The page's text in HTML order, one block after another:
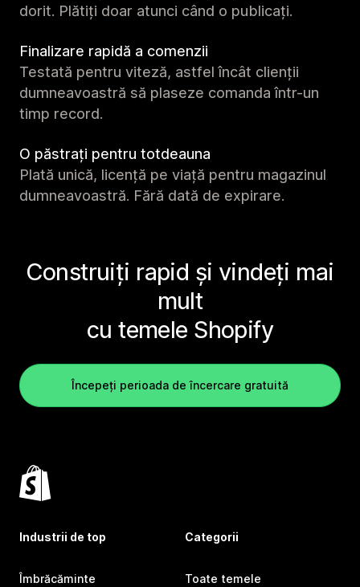
dorit. Plătiți doar atunci când o publicați.
Finalizare rapidă a comenzii
Testată pentru viteză, astfel încât clienții
dumneavoastră să plaseze comanda într-un
timp record.
O păstrați pentru totdeauna
Plată unică, licență pe viață pentru magazinul
dumneavoastră. Fără dată de expirare.
Construiți rapid și vindeți mai
mult
cu temele Shopify
Începeți perioada de încercare gratuită
Industrii de top
Îmbrăcăminte
Categorii
Toate temele